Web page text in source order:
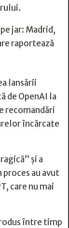
jar: Madrid,
raportează
lansării
de OpenAI la
recomandări
încărcate
şi a
au avut
care nu mai
între timp